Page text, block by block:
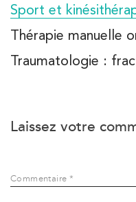
Sport et
Thérapie manuelle
Traumatologie :
Laissez votre
Commentaire *